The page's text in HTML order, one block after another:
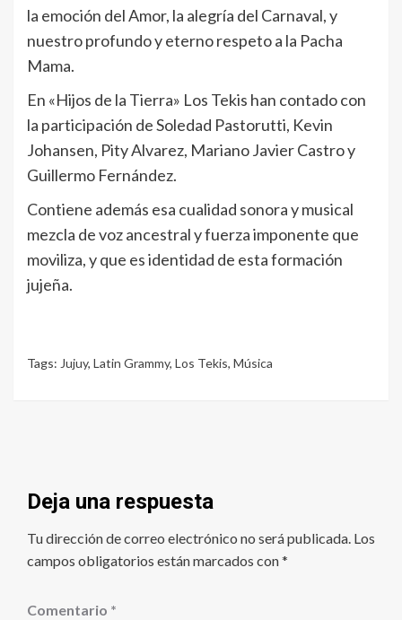
la emoción del Amor, la alegría del Carnaval, y
nuestro profundo y eterno respeto a la Pacha
Mama.
En «Hijos de la Tierra» Los Tekis han contado con
la participación de Soledad Pastorutti, Kevin
Johansen, Pity Alvarez, Mariano Javier Castro y
Guillermo Fernández.
Contiene además esa cualidad sonora y musical
mezcla de voz ancestral y fuerza imponente que
moviliza, y que es identidad de esta formación
jujeña.
Tags: Jujuy, Latin Grammy, Los Tekis, Música
Deja una respuesta
Tu dirección de correo electrónico no será publicada. Los
campos obligatorios están marcados con*
Comentario *